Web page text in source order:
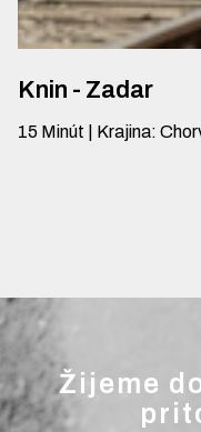
Knin - Zadar
15 Minút Krajina:
Žijeme